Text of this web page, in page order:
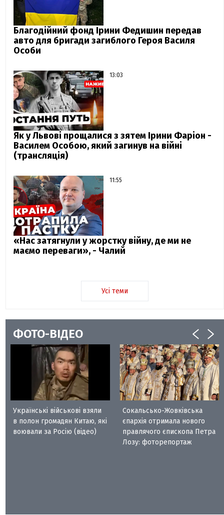
Благодійний фонд Ірини Федишин передав
авто для бригади загиблого Героя Василя
Особи
13:03
Як у Львові прощалися з зятем Ірини Фаріон -
Василем Особою, який загинув на війні
(трансляція)
11:55
«Нас затягнули у жорстку війну, де ми не
маємо переваги», - Чалий
Усі теми
ФОТО-ВІДЕО
Українські військові взяли
в полон громадян Китаю, які
воювали за Росію (відео)
Сокальсько-Жовківська
єпархія отримала нового
правлячого єпископа Петра
Лозу: фоторепортаж